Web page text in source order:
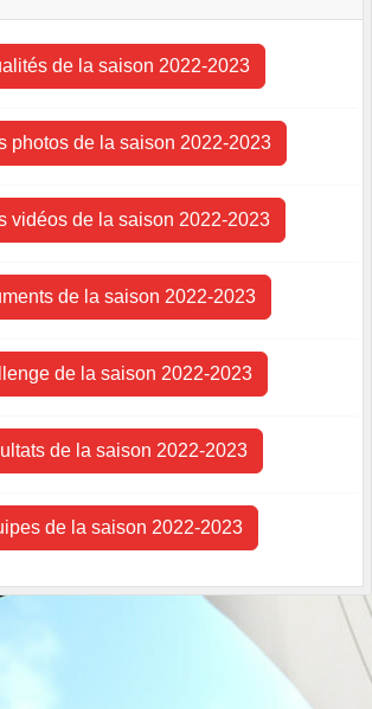
de la saison 2022-2023
photos de la saison 2022-2023
vidéos de la saison 2022-2023
de la saison 2022-2023
de la saison 2022-2023
de la saison 2022-2023
de la saison 2022-2023